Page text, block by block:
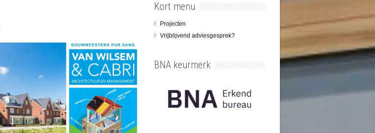
Kort menu
Projecten
Vrijblijvend adviesgesprek?
BNA keurmerk